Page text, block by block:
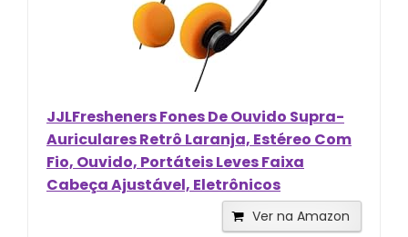
JJLFresheners Fones De Ouvido Supra-
Auriculares Retrô Laranja, Estéreo Com
Fio, Ouvido, Portáteis Leves Faixa
Cabeça Ajustável, Eletrônicos
Ver na Amazon